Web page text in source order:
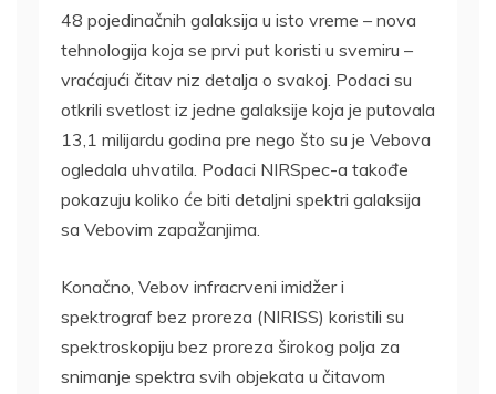
48 pojedinačnih galaksija u isto vreme – nova
tehnologija koja se prvi put koristi u svemiru –
vraćajući čitav niz detalja o svakoj. Podaci su
otkrili svetlost iz jedne galaksije koja je putovala
13,1 milijardu godina pre nego što su je Vebova
ogledala uhvatila. Podaci NIRSpec-a takođe
pokazuju koliko će biti detaljni spektri galaksija
sa Vebovim zapažanjima.
Konačno, Vebov infracrveni imidžer i
spektrograf bez proreza (NIRISS) koristili su
spektroskopiju bez proreza širokog polja za
snimanje spektra svih objekata u čitavom